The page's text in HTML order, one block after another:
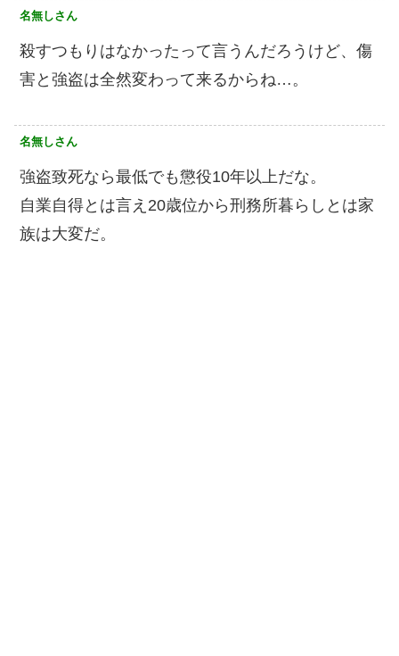
名無しさん
殺すつもりはなかったって言うんだろうけど、傷
害と強盗は全然変わって来るからね…。
名無しさん
強盗致死なら最低でも懲役10年以上だな。
自業自得とは言え20歳位から刑務所暮らしとは家
族は大変だ。